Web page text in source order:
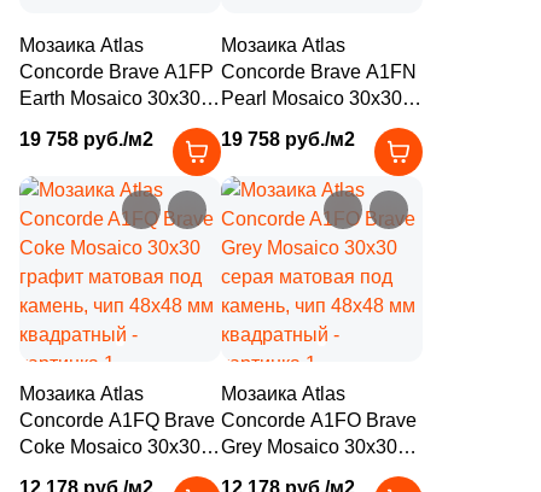
24.5x19 ( 1)
24.5x15 (1)
24.5x13 (
24.5x20 (1)
24.5x19.5 (1)
25x7.5 (
25x20 (3)
25x10 ( 1)
25х15 (6 )
25x15 ( 24)
Мозаика Atlas
Concorde Brave A1FP
Earth Mosaico 30x30
натуральная под
камень
19 758 руб./м2
Мозаика Atlas
Concorde Brave A1FN
Pearl Mosaico 30x30
бежевая натуральная
под камень
19 758 руб./м2
Мозаика Atlas
Concorde A1FQ Brave
Coke Mosaico 30x30
графит матовая под
12 178 руб./м2
Мозаика Atlas
Concorde A1FO Brave
Grey Mosaico 30x30
серая матовая под
12 178 руб./м2